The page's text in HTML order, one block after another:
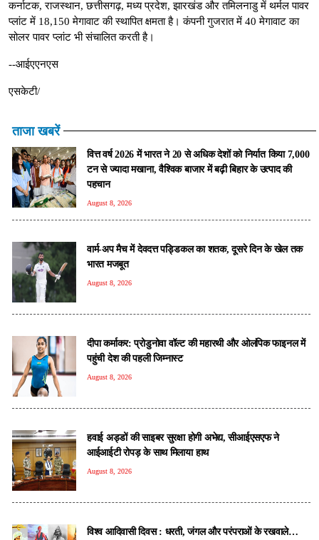
कर्नाटक, राजस्थान, छत्तीसगढ़, मध्य प्रदेश, झारखंड और तमिलनाडु में थर्मल पावर
प्लांट में 18,150 मेगावाट की स्थापित क्षमता है। कंपनी गुजरात में 40 मेगावाट का
सोलर पावर प्लांट भी संचालित करती है।
--आईएएनएस
एसकेटी/
ताजा खबरें
वित्त वर्ष 2026 में भारत ने 20 से अधिक देशों को निर्यात किया 7,000
टन से ज्यादा मखाना, वैश्विक बाजार में बढ़ी बिहार के उत्पाद की
पहचान
August 8, 2026
वार्म-अप मैच में देवदत्त पड्डिकल का शतक, दूसरे दिन के खेल तक
भारत मजबूत
August 8, 2026
दीपा कर्माकर: प्रोडुनोवा वॉल्ट की महारथी और ओलंपिक फाइनल में
पहुंची देश की पहली जिम्नास्ट
August 8, 2026
हवाई अड्डों की साइबर सुरक्षा होगी अभेद्य, सीआईएसएफ ने
आईआईटी रोपड़ के साथ मिलाया हाथ
August 8, 2026
विश्व आदिवासी दिवस : धरती, जंगल और परंपराओं के रखवाले…